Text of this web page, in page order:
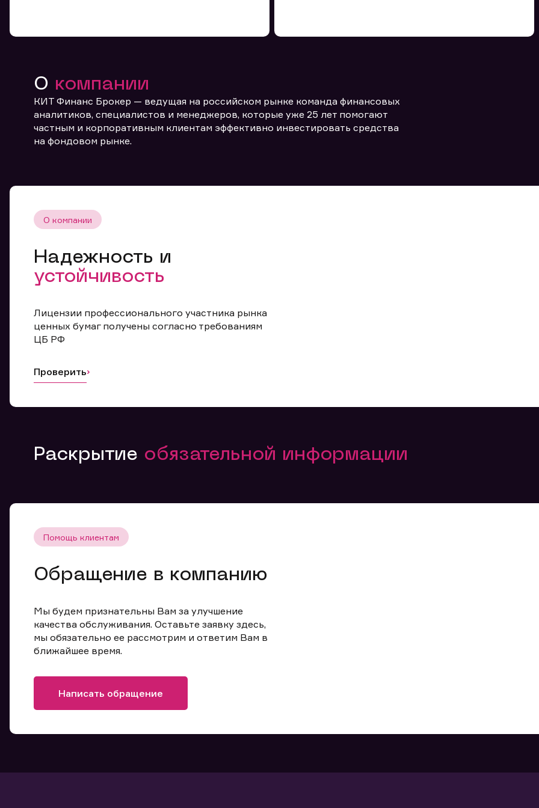
О компании
КИТ Финанс Брокер — ведущая на российском рынке команда финансовых
аналитиков, специалистов и менеджеров, которые уже 25 лет помогают
частным и корпоративным клиентам эффективно инвестировать средства
на фондовом рынке.
О компании
Надежность и
устойчивость
Лицензии профессионального участника рынка
ценных бумаг получены согласно требованиям
ЦБ РФ
Проверить
Раскрытие обязательной информации
Помощь клиентам
Обращение в компанию
Мы будем признательны Вам за улучшение
качества обслуживания. Оставьте заявку здесь,
мы обязательно ее рассмотрим и ответим Вам в
ближайшее время.
Написать обращение
Отправить заявку